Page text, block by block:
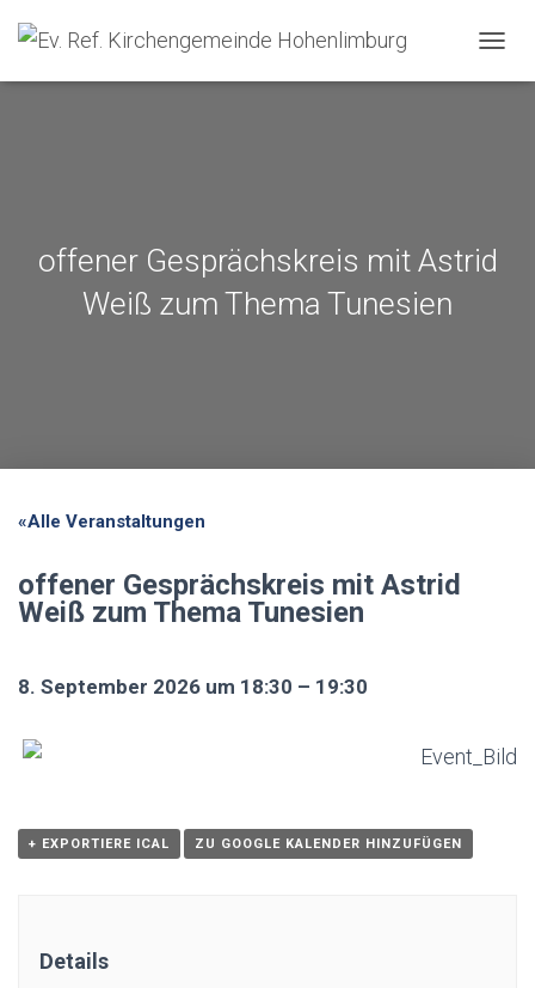
offener Gesprächskreis mit Astrid
Weiß zum Thema Tunesien
«Alle Veranstaltungen
offener Gesprächskreis mit Astrid
Weiß zum Thema Tunesien
8. September 2026 um 18:30 – 19:30
+ EXPORTIERE ICAL ZU GOOGLE KALENDER HINZUFÜGEN
Details